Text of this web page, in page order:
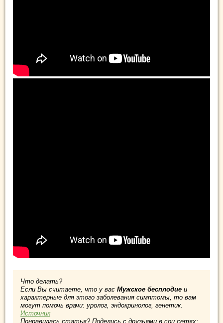
Что делать?
Если Вы считаете, что у вас Мужское бесплодие и
характерные для этого заболевания симптомы, то вам
могут помочь врачи: уролог, эндокринолог, генетик.
Источник
Понравилась статья? Поделись с друзьями в соц.сетях: